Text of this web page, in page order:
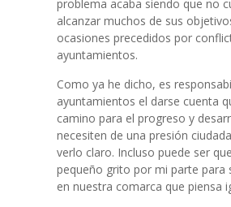
problema acaba siendo que no
alcanzar muchos de sus
ocasiones precedidos por
ayuntamientos.
Como ya he dicho, es
ayuntamientos el darse cuenta
camino para el progreso y
necesiten de una presión
verlo claro. Incluso puede ser
pequeño grito por mi parte para
en nuestra comarca que piensa